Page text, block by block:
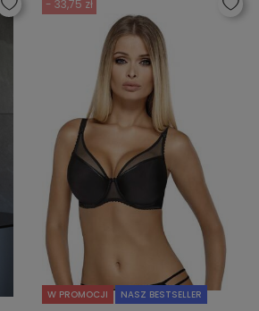
- 33,75 zł
W PROMOCJI NASZ BESTSELLER